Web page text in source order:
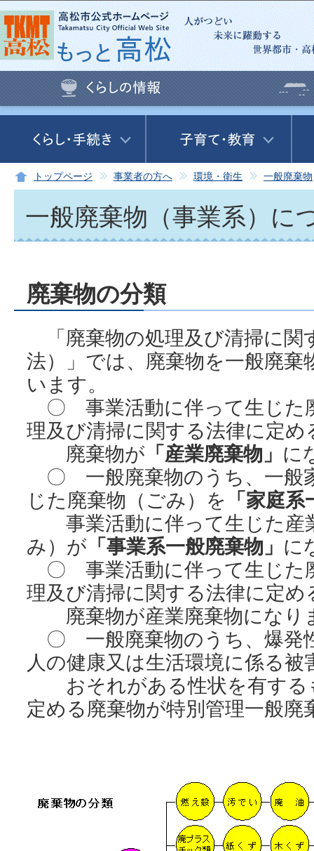
この
トップページ 事業者の方へ 環境・衛生 一般廃棄物
一般廃棄物（事業系）に
廃棄物の分類
「廃棄物の処理及び清掃に関
法）」では、廃棄物を一般廃棄
います。
〇 事業活動に伴って生じた
理及び清掃に関する法律に定め
廃棄物が 「産業廃棄物」 に
〇 一般廃棄物のうち、一般
じた廃棄物（ごみ）を 「家庭
事業活動に伴って生じた産
み）が 「事業系一般廃棄物」 に
〇 事業活動に伴って生じた
理及び清掃に関する法律に定め
廃棄物が産業廃棄物になり
〇 一般廃棄物のうち、爆発
人の健康又は生活環境に係る被
おそれがある性状を有する
定める廃棄物が特別管理一般廃